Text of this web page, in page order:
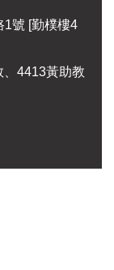
號 [勤樸樓4
4413黃助教